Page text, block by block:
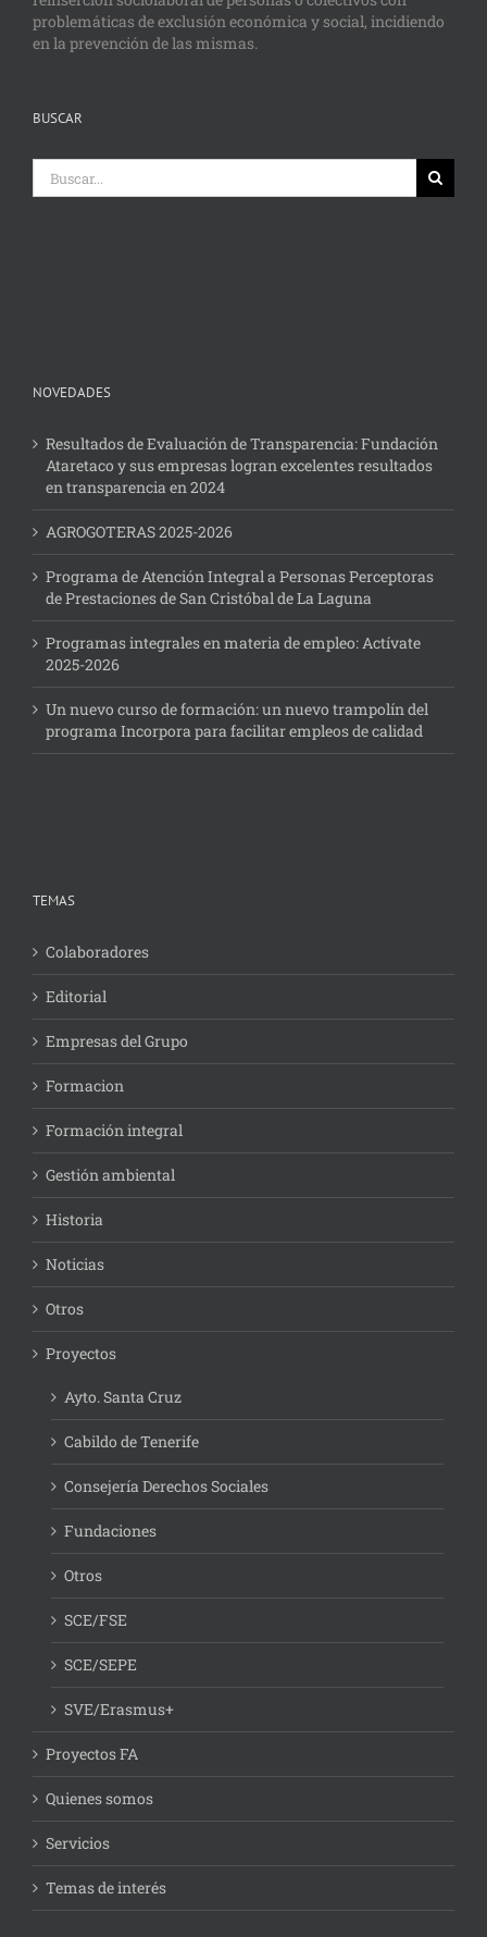
problemáticas de exclusión económica y social, incidiendo
en la prevención de las mismas.
BUSCAR
NOVEDADES
Resultados de Evaluación de Transparencia: Fundación
Ataretaco y sus empresas logran excelentes resultados
en transparencia en 2024
AGROGOTERAS 2025-2026
Programa de Atención Integral a Personas Perceptoras
de Prestaciones de San Cristóbal de La Laguna
Programas integrales en materia de empleo: Actívate
2025-2026
Un nuevo curso de formación: un nuevo trampolín del
programa Incorpora para facilitar empleos de calidad
TEMAS
Colaboradores
Editorial
Empresas del Grupo
Formacion
Formación integral
Gestión ambiental
Historia
Noticias
Otros
Proyectos
Ayto. Santa Cruz
Cabildo de Tenerife
Consejería Derechos Sociales
Fundaciones
Otros
SCE/FSE
SCE/SEPE
SVE/Erasmus+
Proyectos FA
Quienes somos
Servicios
Temas de interés